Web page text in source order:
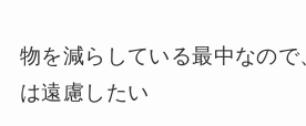
物を減らしている最中なの
は遠慮したい